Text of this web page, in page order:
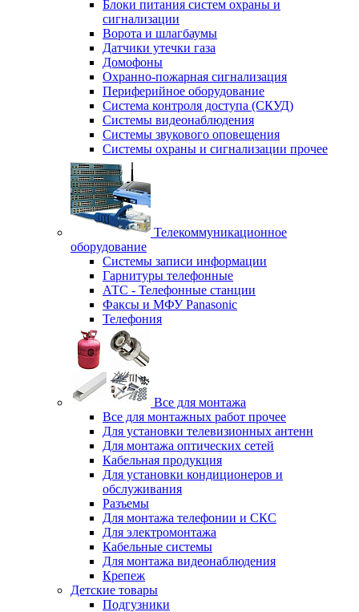
Блоки питания систем охраны и
сигнализации
Ворота и шлагбаумы
Датчики утечки газа
Домофоны
Охранно-пожарная сигнализация
Периферийное оборудование
Система контроля доступа (СКУД)
Системы видеонаблюдения
Системы звукового оповещения
Системы охраны и сигнализации прочее
Телекоммуникационное
оборудование
Системы записи информации
Гарнитуры телефонные
АТС - Телефонные станции
Факсы и МФУ Panasonic
Телефония
Все для монтажа
Все для монтажных работ прочее
Для установки телевизионных антенн
Для монтажа оптических сетей
Кабельная продукция
Для установки кондиционеров и
обслуживания
Разъемы
Для монтажа телефонии и СКС
Для электромонтажа
Кабельные системы
Для монтажа видеонаблюдения
Крепеж
Детские товары
Подгузники